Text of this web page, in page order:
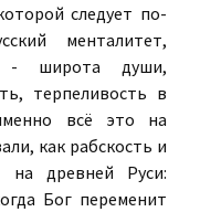
следует по-
менталитет,
- широта души,
терпеливость в
всё это на
как рабскость и
на древней Руси:
Бог переменит